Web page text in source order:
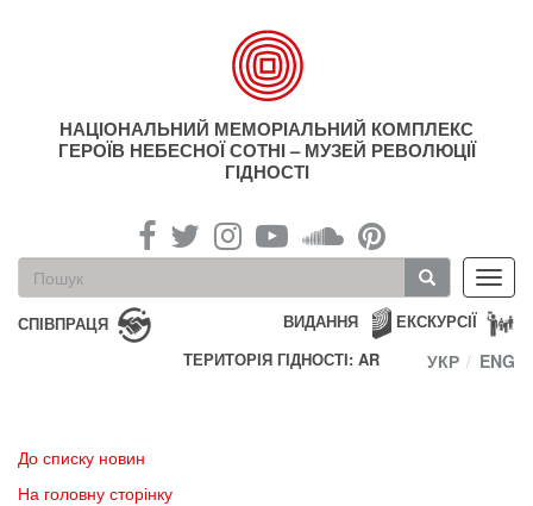
НАЦІОНАЛЬНИЙ МЕМОРІАЛЬНИЙ КОМПЛЕКС
ГЕРОЇВ НЕБЕСНОЇ СОТНІ – МУЗЕЙ РЕВОЛЮЦІЇ
ГІДНОСТІ
Пошукова
форма
Пошук
СПІВПРАЦЯ ЕКСКУРСІЇ
ВИДАННЯ
ТЕРИТОРІЯ ГІДНОСТІ: AR
УКР ENG
До списку новин
На головну сторінку